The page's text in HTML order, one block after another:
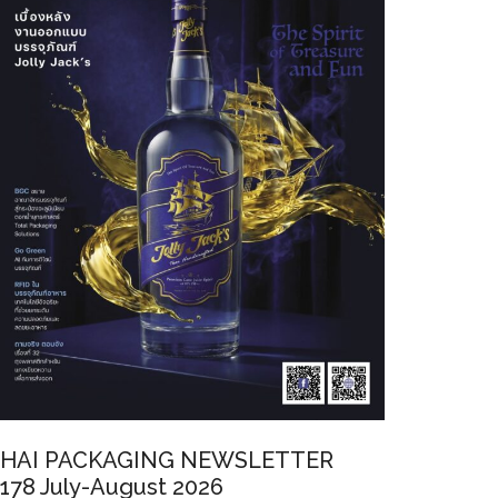
PACKAGING NEWSLETTER
July-August 2026